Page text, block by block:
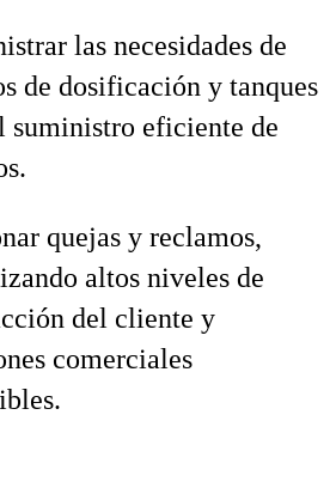
las necesidades de
de dosificación y tanques
suministro eficiente de
quejas y reclamos,
altos niveles de
del cliente y
comerciales